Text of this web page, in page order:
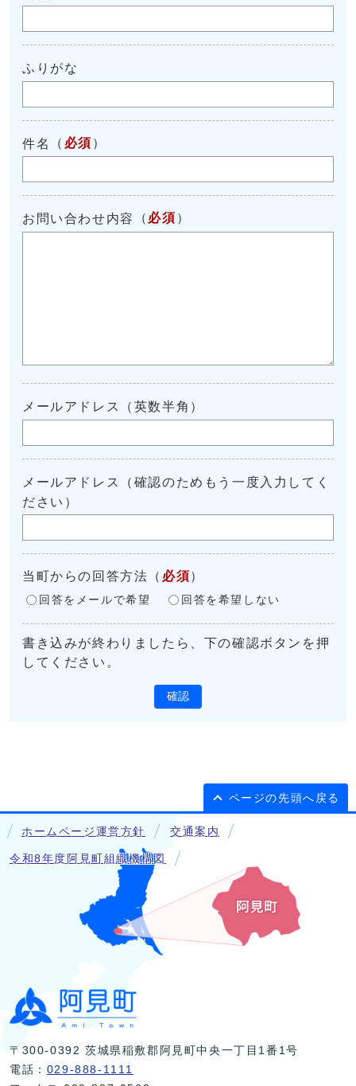
ふりがな
件名 （ 必須 ）
お問い合わせ内容 （ 必須 ）
メールアドレス（英数半角）
メールアドレス（確認のためもう一度入力してく
ださい）
当町からの回答方法 （ 必須 ）
回答をメールで希望 回答を希望しない
書き込みが終わりましたら、下の確認ボタンを押
してください。
確認
ページの先頭へ戻る
ホームページ運営方針 交通案内
令和8年度阿見町組織機構図
〒300-0392 茨城県稲敷郡阿見町中央一丁目1番1号
電話： 029-888-1111